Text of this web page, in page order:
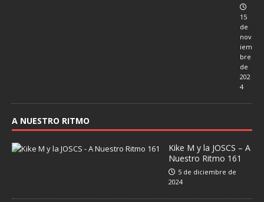
15
de
nov
iem
bre
de
202
4
A NUESTRO RITMO
Kike M y la JOSCS – A
Nuestro Ritmo 161
5 de diciembre de
2024